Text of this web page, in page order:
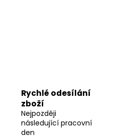
Rychlé odesílání
zboží
Nejpozději
následující pracovní
den